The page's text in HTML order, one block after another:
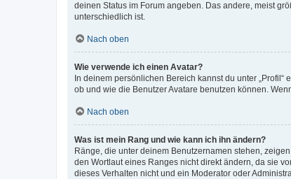
deinen Status im Forum angeben. Das andere, meist
unterschiedlich ist.
Nach oben
Wie verwende ich einen Avatar?
In deinem persönlichen Bereich kannst du unter
ob und wie die Benutzer Avatare benutzen können.
Nach oben
Was ist mein Rang und wie kann ich ihn ändern?
Ränge, die unter deinem Benutzernamen stehen,
den Wortlaut eines Ranges nicht direkt ändern, da sie
dieses Verhalten nicht und ein Moderator oder